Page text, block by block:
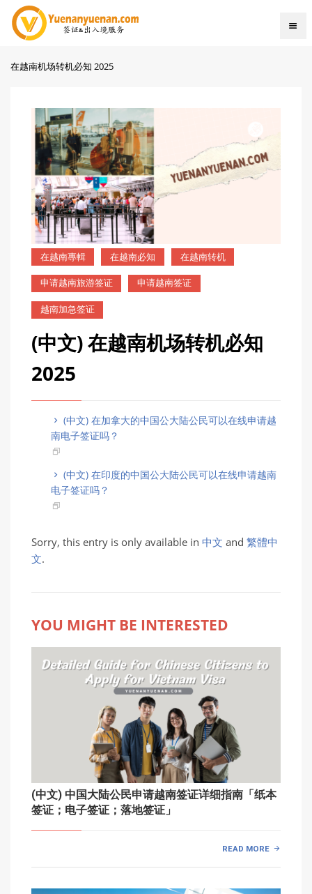
在越南机场转机必知 2025
在越南專輯 在越南必知 在越南转机
申请越南旅游签证 申请越南签证
越南加急签证
(中文) 在越南机场转机必知
2025
(中文) 在加拿大的中国公大陆公民可以在线申请越
南电子签证吗？
(中文) 在印度的中国公大陆公民可以在线申请越南
电子签证吗？
Sorry, this entry is only available in 中文 and 繁體中
文.
YOU MIGHT BE INTERESTED
(中文) 中国大陆公民申请越南签证详细指南「纸本
签证；电子签证；落地签证」
READ MORE